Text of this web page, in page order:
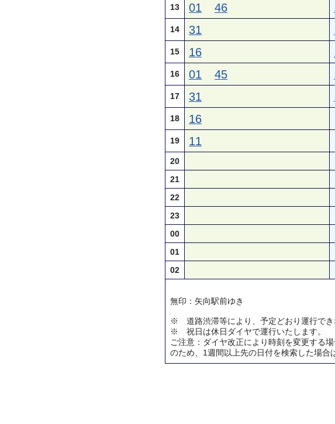
13 01 46
14 31
15 16
16 01 45
17 31
18 16
19 11
20
21
22
23
00
01
02
無印：矢向駅前ゆき
※ 道路渋滞等により、予定どおり運行でき
※ 祝日は休日ダイヤで運行いたします。
ご注意：ダイヤ改正により時刻を変更する
のため、1週間以上先の日付を検索した場合